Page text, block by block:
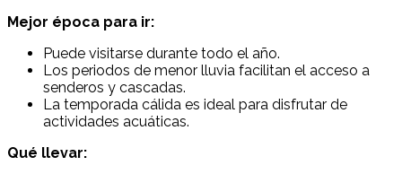
Mejor época para ir:
Puede visitarse durante todo el año.
Los periodos de menor lluvia facilitan el acceso a
senderos y cascadas.
La temporada cálida es ideal para disfrutar de
actividades acuáticas.
Qué llevar: